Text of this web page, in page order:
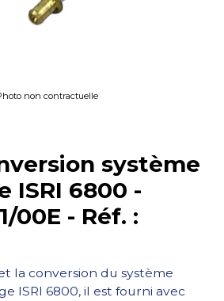
système
ISRI 6800 -
00E - Réf. :
la conversion du système
ISRI 6800, il est fourni avec
non contractuelle